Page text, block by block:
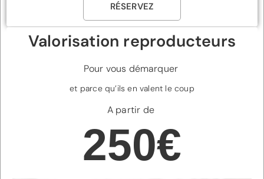
RÉSERVEZ
Valorisation reproducteurs
Pour vous démarquer
et parce qu’ils en valent le coup
A partir de
250€